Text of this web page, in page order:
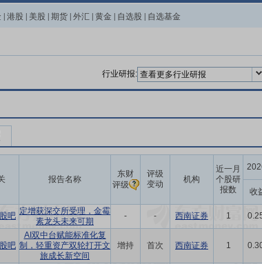
港股 美股 期货 外汇 黄金 自选股 自选基金
行业研报: 查看更多行业研报
报告名称
东财
评级
评级
变动
机构
近一月
个股研
报数
收
股吧 定增获深交所受理，金霉
素龙头未来可期
- - 西南证券 1
股吧
AI双中台赋能标准化复
制，轻重资产双轮打开文
旅成长新空间
增持 首次 西南证券 1